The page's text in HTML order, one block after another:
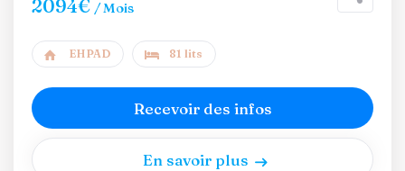
2094€ / Mois
EHPAD 81 lits
Recevoir des infos
En savoir plus